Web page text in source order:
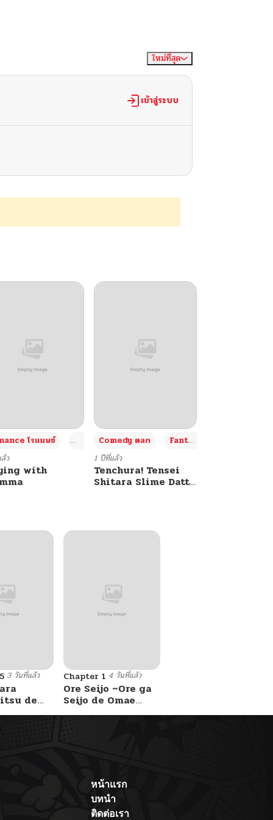
ใหม่ที่สุด
เข้าสู่ระบบ
+4
โรแมนซ์ Adult ผู้ใหญ่ +4
ว
with
Comedy ตลก Fantasy แฟนตาซี
1 ปีที่แล้ว
Tenchura! Tensei
Shitara Slime Datta
3 วันที่แล้ว
de
Chapter 1 4 วันที่แล้ว
Ore Seijo ~Ore ga
Seijo de Omae
Akuyaku Reijou
หน้าแรก
บทนำ
ติดต่อเรา